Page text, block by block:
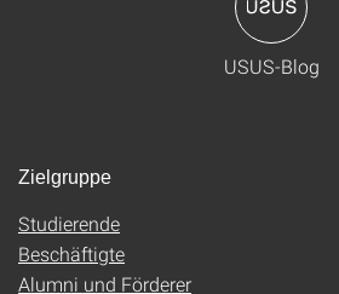
USUS-Blog
Zielgruppe
Studierende
Beschäftigte
Alumni und Förderer